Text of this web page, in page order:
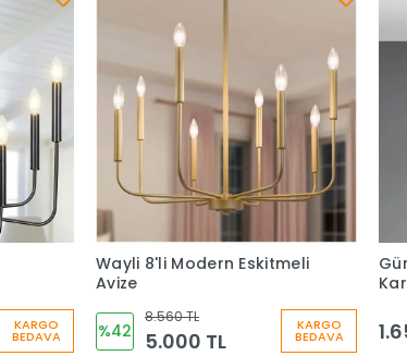
KARGO
BEDAVA
Wayli 8'li Modern Eskitmeli
Avize
%42
8.560 TL
5.000 TL
KARGO
BEDAVA